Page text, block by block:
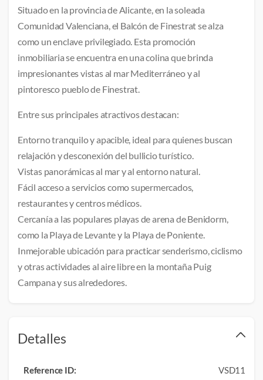
Situado en la provincia de Alicante, en la soleada
Comunidad Valenciana, el Balcón de Finestrat se alza
como un enclave privilegiado. Esta promoción
inmobiliaria se encuentra en una colina que brinda
impresionantes vistas al mar Mediterráneo y al
pintoresco pueblo de Finestrat.
Entre sus principales atractivos destacan:
Entorno tranquilo y apacible, ideal para quienes buscan
relajación y desconexión del bullicio turístico.
Vistas panorámicas al mar y al entorno natural.
Fácil acceso a servicios como supermercados,
restaurantes y centros médicos.
Cercanía a las populares playas de arena de Benidorm,
como la Playa de Levante y la Playa de Poniente.
Inmejorable ubicación para practicar senderismo, ciclismo
y otras actividades al aire libre en la montaña Puig
Campana y sus alrededores.
Detalles
Reference ID: VSD11